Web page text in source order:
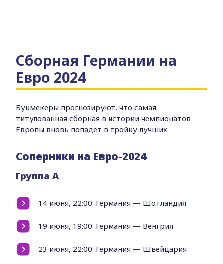
Сборная Германии на
Евро 2024
Букмекеры прогнозируют, что самая
титулованная сборная в истории чемпионатов
Европы вновь попадет в тройку лучших.
Соперники на Евро-2024
Группа A
14 июня, 22:00: Германия — Шотландия
19 июня, 19:00: Германия — Венгрия
23 июня, 22:00: Германия — Швейцария